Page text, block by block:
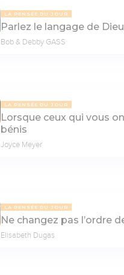
LA PENSÉE DU JOUR
Parlez le langage de Dieu
Bob & Debby GASS
LA PENSÉE DU JOUR
Lorsque ceux qui vous
bénis
Joyce Meyer
LA PENSÉE DU JOUR
Ne changez pas l’ordre
Elisabeth Dugas